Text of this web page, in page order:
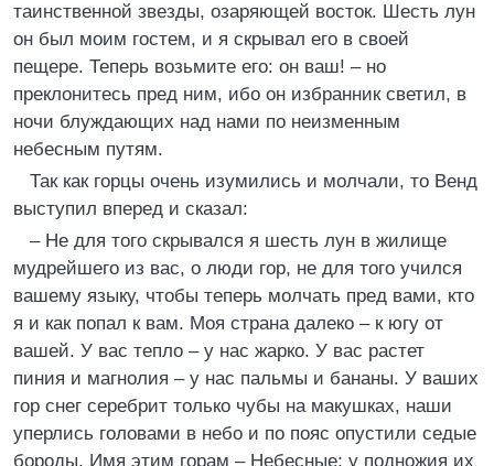
таинственной звезды, озаряющей восток. Шесть лун
он был моим гостем, и я скрывал его в своей
пещере. Теперь возьмите его: он ваш! – но
преклонитесь пред ним, ибо он избранник светил, в
ночи блуждающих над нами по неизменным
небесным путям.
Так как горцы очень изумились и молчали, то Венд
выступил вперед и сказал:
– Не для того скрывался я шесть лун в жилище
мудрейшего из вас, о люди гор, не для того учился
вашему языку, чтобы теперь молчать пред вами, кто
я и как попал к вам. Моя страна далеко – к югу от
вашей. У вас тепло – у нас жарко. У вас растет
пиния и магнолия – у нас пальмы и бананы. У ваших
гор снег серебрит только чубы на макушках, наши
уперлись головами в небо и по пояс опустили седые
бороды. Имя этим горам – Небесные; у подножия их